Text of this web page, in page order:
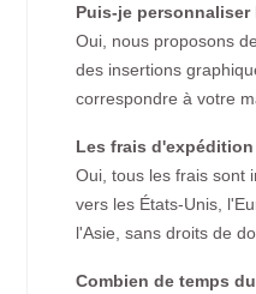
Puis-je personnaliser
Oui, nous proposons
des insertions
correspondre à votre
Les frais
Oui, tous les frais sont
vers les États-Unis,
l'Asie, sans droits de
Combien de temps